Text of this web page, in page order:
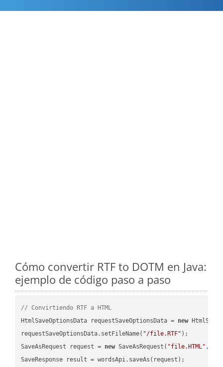
Cómo convertir RTF to DOTM en Java:
ejemplo de código paso a paso
// Convirtiendo RTF a HTML
HtmlSaveOptionsData requestSaveOptionsData = new
requestSaveOptionsData.setFileName( "/file.RTF" );
SaveAsRequest request = new SaveAsRequest( "file.HTML"
SaveResponse result = wordsApi.saveAs(request);